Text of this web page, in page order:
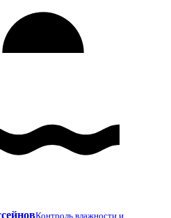
Контроль влажности и